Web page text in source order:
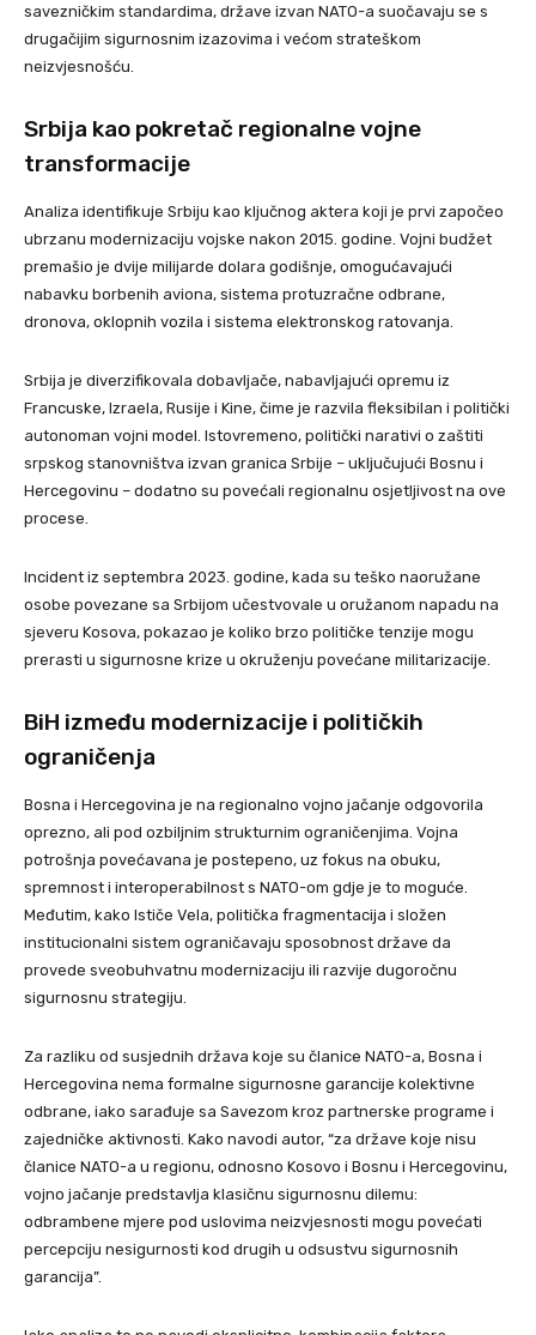
savezničkim standardima, države izvan NATO-a suočavaju se s
drugačijim sigurnosnim izazovima i većom strateškom
neizvjesnošću.
Srbija kao pokretač regionalne vojne
transformacije
Analiza identifikuje Srbiju kao ključnog aktera koji je prvi započeo
ubrzanu modernizaciju vojske nakon 2015. godine. Vojni budžet
premašio je dvije milijarde dolara godišnje, omogućavajući
nabavku borbenih aviona, sistema protuzračne odbrane,
dronova, oklopnih vozila i sistema elektronskog ratovanja.
Srbija je diverzifikovala dobavljače, nabavljajući opremu iz
Francuske, Izraela, Rusije i Kine, čime je razvila fleksibilan i politički
autonoman vojni model. Istovremeno, politički narativi o zaštiti
srpskog stanovništva izvan granica Srbije – uključujući Bosnu i
Hercegovinu – dodatno su povećali regionalnu osjetljivost na ove
procese.
Incident iz septembra 2023. godine, kada su teško naoružane
osobe povezane sa Srbijom učestvovale u oružanom napadu na
sjeveru Kosova, pokazao je koliko brzo političke tenzije mogu
prerasti u sigurnosne krize u okruženju povećane militarizacije.
BiH između modernizacije i političkih
ograničenja
Bosna i Hercegovina je na regionalno vojno jačanje odgovorila
oprezno, ali pod ozbiljnim strukturnim ograničenjima. Vojna
potrošnja povećavana je postepeno, uz fokus na obuku,
spremnost i interoperabilnost s NATO-om gdje je to moguće.
Međutim, kako Ističe Vela, politička fragmentacija i složen
institucionalni sistem ograničavaju sposobnost države da
provede sveobuhvatnu modernizaciju ili razvije dugoročnu
sigurnosnu strategiju.
Za razliku od susjednih država koje su članice NATO-a, Bosna i
Hercegovina nema formalne sigurnosne garancije kolektivne
odbrane, iako sarađuje sa Savezom kroz partnerske programe i
zajedničke aktivnosti. Kako navodi autor, “za države koje nisu
članice NATO-a u regionu, odnosno Kosovo i Bosnu i Hercegovinu,
vojno jačanje predstavlja klasičnu sigurnosnu dilemu:
odbrambene mjere pod uslovima neizvjesnosti mogu povećati
percepciju nesigurnosti kod drugih u odsustvu sigurnosnih
garancija”.